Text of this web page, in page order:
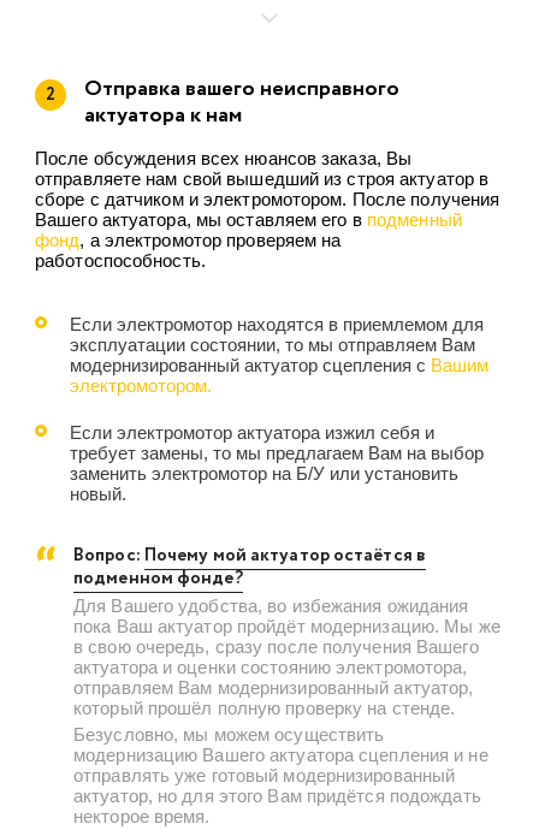
2
Отправка вашего неисправного
актуатора к нам
После обсуждения всех нюансов заказа, Вы
отправляете нам свой вышедший из строя актуатор в
сборе с датчиком и электромотором. После получения
Вашего актуатора, мы оставляем его в подменный
фонд, а электромотор проверяем на
работоспособность.
Если электромотор находятся в приемлемом для
эксплуатации состоянии, то мы отправляем Вам
модернизированный актуатор сцепления с Вашим
электромотором.
Если электромотор актуатора изжил себя и
требует замены, то мы предлагаем Вам на выбор
заменить электромотор на Б/У или установить
новый.
Вопрос: Почему мой актуатор остаётся в
подменном фонде?
Для Вашего удобства, во избежания ожидания
пока Ваш актуатор пройдёт модернизацию. Мы же
в свою очередь, сразу после получения Вашего
актуатора и оценки состоянию электромотора,
отправляем Вам модернизированный актуатор,
который прошёл полную проверку на стенде.
Безусловно, мы можем осуществить
модернизацию Вашего актуатора сцепления и не
отправлять уже готовый модернизированный
актуатор, но для этого Вам придётся подождать
некторое время.